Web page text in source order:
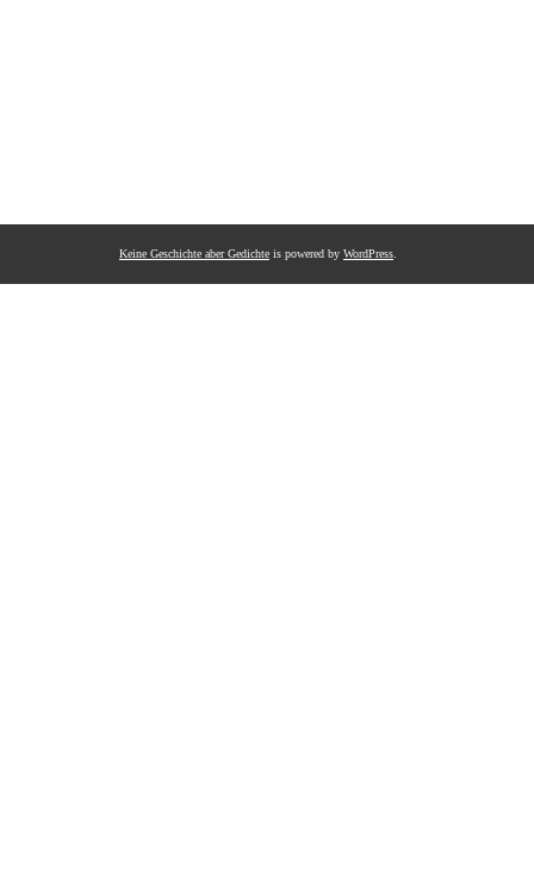
Keine Geschichte aber Gedichte is powered by WordPress